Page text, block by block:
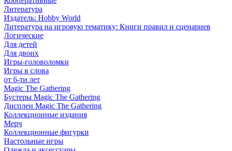
Литература
Издатель: Hobby World
Литература на игровую тематику: Книги правил и сценариев
Логические
Для детей
Для двоих
Игры-головоломки
Игры в слова
от 6-ти лет
Magic The Gathering
Бустеры Magic The Gathering
Дисплеи Magic The Gathering
Коллекционные издания
Мерч
Коллекционные фигурки
Настольные игры